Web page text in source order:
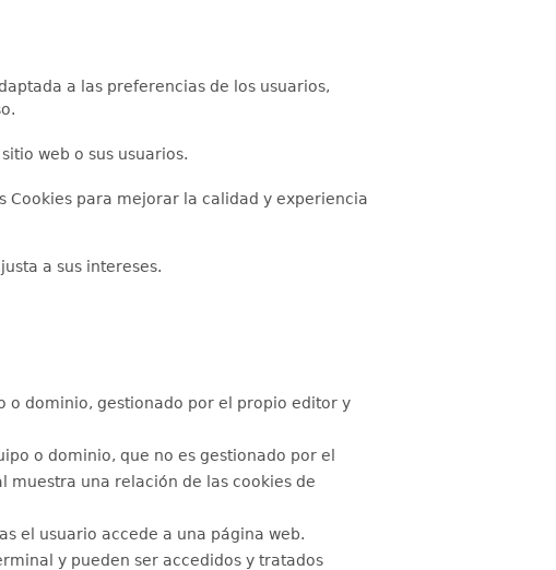
a las preferencias de los usuarios,
web o sus usuarios.
Cookies para mejorar la calidad y experiencia
a sus intereses.
o dominio, gestionado por el propio editor y
o dominio, que no es gestionado por el
muestra una relación de las cookies de
el usuario accede a una página web.
y pueden ser accedidos y tratados